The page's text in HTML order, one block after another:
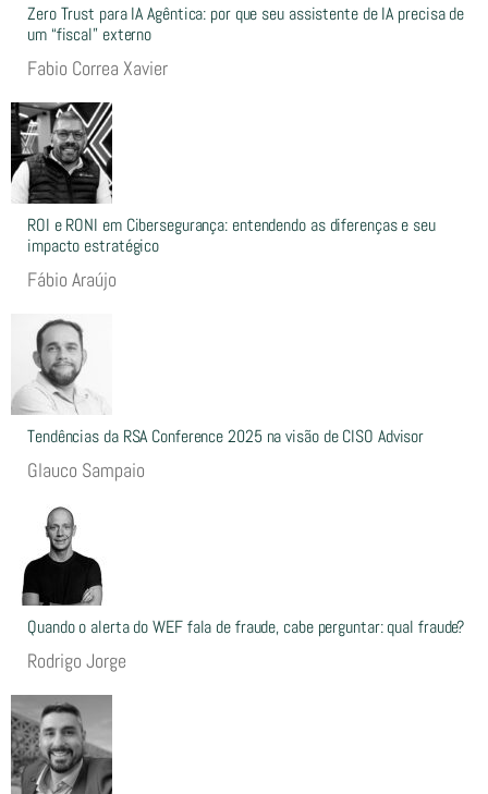
Zero Trust para IA Agêntica: por que seu assistente de IA precisa de
um “fiscal” externo
Fabio Correa Xavier
ROI e RONI em Cibersegurança: entendendo as diferenças e seu
impacto estratégico
Fábio Araújo
Tendências da RSA Conference 2025 na visão de CISO Advisor
Glauco Sampaio
Quando o alerta do WEF fala de fraude, cabe perguntar: qual fraude?
Rodrigo Jorge